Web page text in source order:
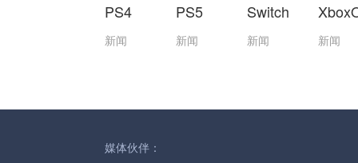
PS4
新闻
PS5
新闻
Switch
新闻 新闻
媒体伙伴：